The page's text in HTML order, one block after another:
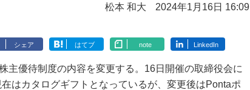
松本 和大 2024年1月16日 16:09
シェア はてブ note LinkedIn
主優待制度の内容を変更する。16日開催の取締役会に
はカタログギフトとなっているが、変更後はPontaポ